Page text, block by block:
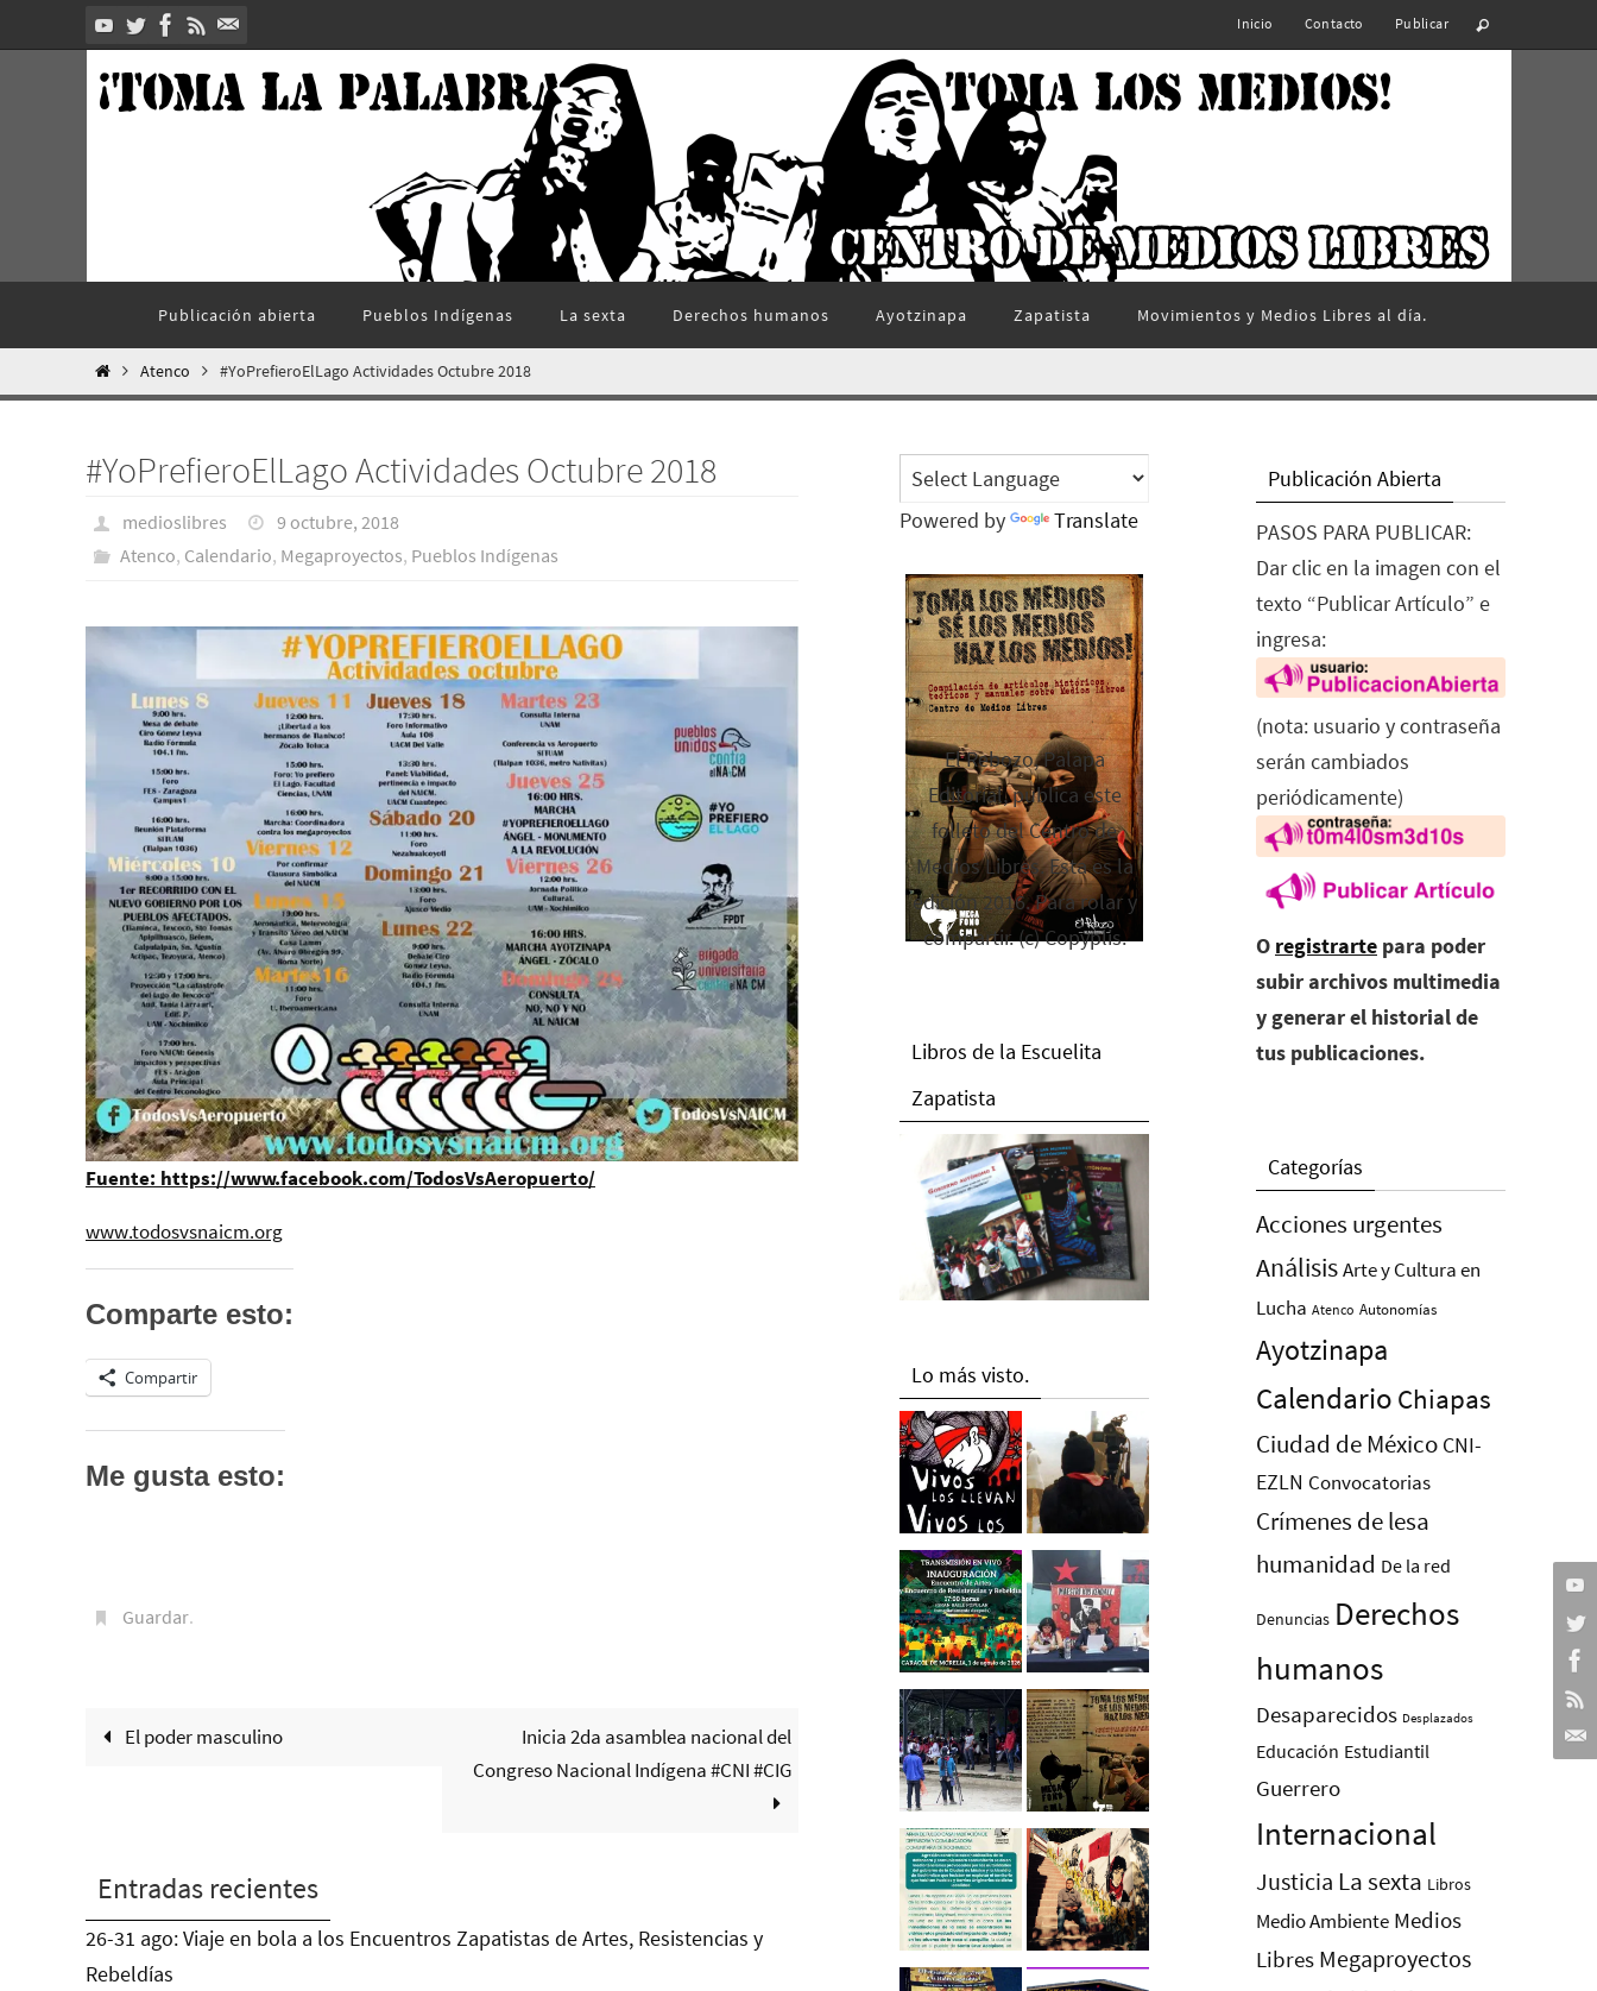
al
Inicio Contacto Publicar
contenido
Publicación abierta Pueblos Indí­genas La sexta Derechos humanos Ayotzinapa Zapatista Movimientos y Medios Libres al día.
InicioAtenco #YoPrefieroElLago Actividades Octubre 2018
#YoPrefieroElLago Actividades Octubre 2018
medioslibres
9 octubre, 2018
Atenco, Calendario, Megaproyectos, Pueblos Indí­genas
Fuente: https://www.facebook.com/TodosVsAeropuerto/
www.todosvsnaicm.org
Comparte esto:
Compartir
Me gusta esto:
Guardar.
El poder masculino
Inicia 2da asamblea nacional del
Congreso Nacional Indígena #CNI #CIG
Entradas recientes
26-31 ago: Viaje en bola a los Encuentros Zapatistas de Artes, Resistencias y
Rebeldías
Powered by Translate
El Rebozo, Palapa
Editorial, publica este
folleto del Centro de
Medios Libres. Esta es la
edición 2016. Para rolar y
compartir. (c) Copyplis.
Libros de la Escuelita
Zapatista
Lo más visto.
Publicación Abierta
PASOS PARA PUBLICAR:
Dar clic en la imagen con el
texto “Publicar Artículo” e
ingresa:
(nota: usuario y contraseña
serán cambiados
periódicamente)
O registrarte para poder
subir archivos multimedia
y generar el historial de
tus publicaciones.
Categorías
Acciones urgentes
AnálisisArte y Cultura en
Lucha Atenco Autonomías
Ayotzinapa
Calendario Chiapas
Ciudad de México CNI-
EZLN Convocatorias
Crímenes de lesa
humanidad De la red
Denuncias Derechos
humanos
Desaparecidos Desplazados
Educación Estudiantil
Guerrero
Internacional
Justicia La sexta Libros
Medio Ambiente Medios
Libres Megaproyectos